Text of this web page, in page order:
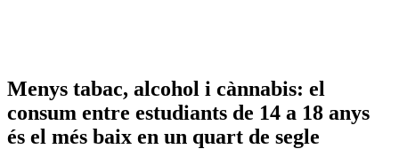
Menys tabac, alcohol i cànnabis: el
consum entre estudiants de 14 a 18 anys
és el més baix en un quart de segle